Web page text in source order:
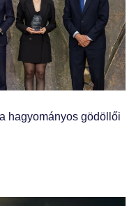
hagyományos gödöllői